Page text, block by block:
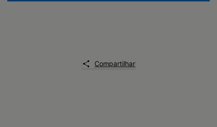
Compartilhar